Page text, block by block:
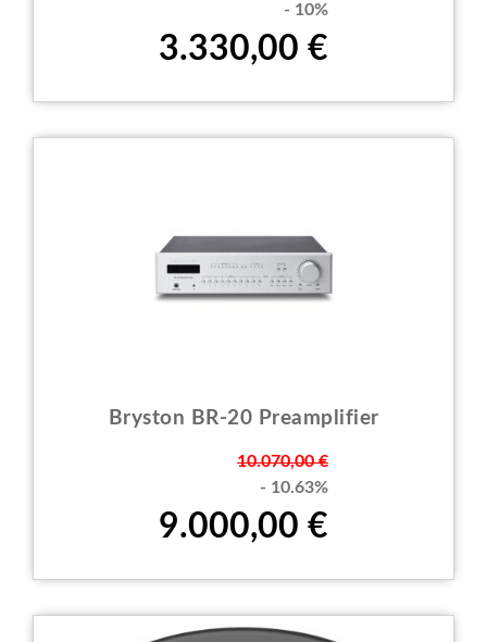
- 10%
3.330,00 €
Bryston BR-20 Preamplifier
10.070,00 €
- 10.63%
9.000,00 €